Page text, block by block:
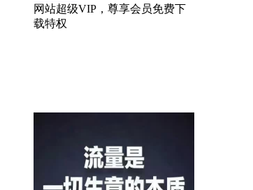
网站超级VIP，尊享会员免费下
载特权